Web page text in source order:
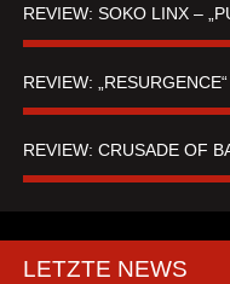
LETZTE NEWS